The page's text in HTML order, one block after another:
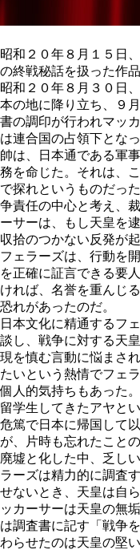
昭和２０年８月１５日
の終戦秘話を扱った作品
昭和２０年８月３０日
本の地に降り立ち、９
書の調印が行われマッ
は連合国の占領下とな
帥は、日本通である軍
務を命じた。それは、
で探れというものだっ
争責任の中心と考え、
ーサーは、もし天皇を
収拾のつかない反発が
フェラーズは、行動を
を正確に証言できる要
ければ、名誉を重んじ
恐れがあったのだ。
日本文化に精通するフ
談し、戦争に対する天
現を慎む言動に悩まさ
たいという熱情でフェ
個人的気持ちもあった
留学生してきたアヤと
危篤で日本に帰国して
が、片時も忘れたこと
廃墟と化した中、乏し
ラーズは精力的に調査
せないとき、天皇は自
ッカーサーは天皇の無
は調査書に記す「戦争
わらせたのは天皇の堅